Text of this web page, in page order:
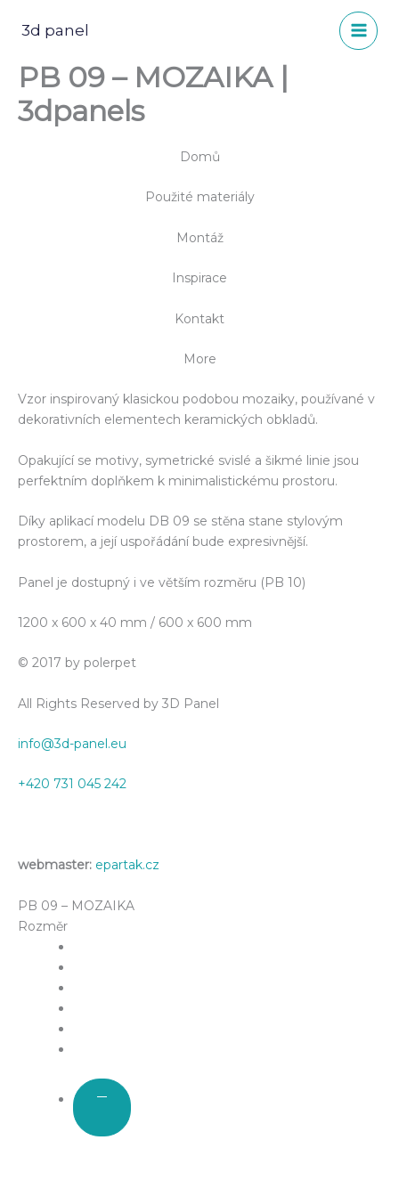
3d panel
PB 09 – MOZAIKA |
3dpanels
Domů
Použité materiály
Montáž
Inspirace
Kontakt
More
Vzor inspirovaný klasickou podobou mozaiky, používané v
dekorativních elementech keramických obkladů.
Opakující se motivy, symetrické svislé a šikmé linie jsou
perfektním doplňkem k minimalistickému prostoru.
Díky aplikací modelu DB 09 se stěna stane stylovým
prostorem, a její uspořádání bude expresivnější.
Panel je dostupný i ve větším rozměru (PB 10)
1200 x 600 x 40 mm / 600 x 600 mm
© 2017 by polerpet
All Rights Reserved by 3D Panel
info@3d-panel.eu
+420 731 045 242
webmaster: epartak.cz
PB 09 – MOZAIKA
Rozměr